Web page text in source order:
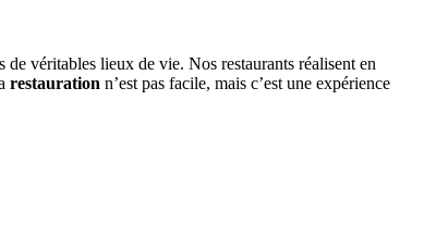
de véritables lieux de vie. Nos restaurants réalisent en
restauration n’est pas facile, mais c’est une expérience